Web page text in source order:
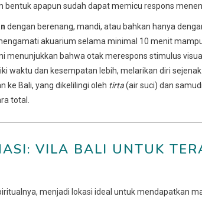
bentuk apapun sudah dapat memicu respons
dengan berenang, mandi, atau bahkan hanya
akuarium selama minimal 10 menit
menunjukkan bahwa otak merespons stimulus
waktu dan kesempatan lebih, melarikan diri
ke Bali, yang dikelilingi oleh tirta(air suci) dan
total.
VILA BALI UNTUK
menjadi lokasi ideal untuk mendapatkan